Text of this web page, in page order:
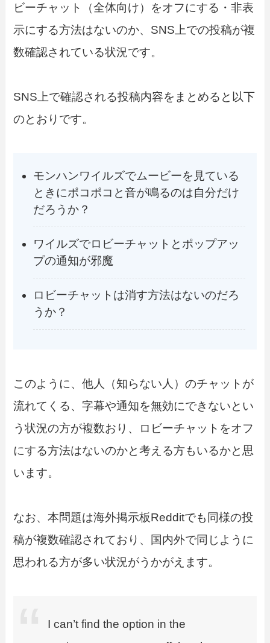
ビーチャット（全体向け）をオフにする・非表
示にする方法はないのか、SNS上での投稿が複
数確認されている状況です。
SNS上で確認される投稿内容をまとめると以下
のとおりです。
モンハンワイルズでムービーを見ている
ときにポコポコと音が鳴るのは自分だけ
だろうか？
ワイルズでロビーチャットとポップアッ
プの通知が邪魔
ロビーチャットは消す方法はないのだろ
うか？
このように、他人（知らない人）のチャットが
流れてくる、字幕や通知を無効にできないとい
う状況の方が複数おり、ロビーチャットをオフ
にする方法はないのかと考える方もいるかと思
います。
なお、本問題は海外掲示板Redditでも同様の投
稿が複数確認されており、国内外で同じように
思われる方が多い状況がうかがえます。
I can’t find the option in the